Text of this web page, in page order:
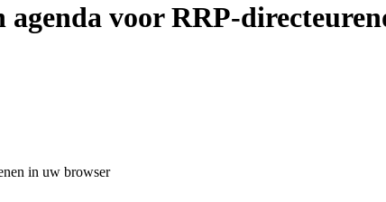
agenda voor RRP-
in uw browser